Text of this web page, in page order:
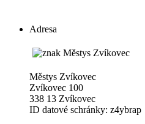
Adresa
Městys Zvíkovec
Zvíkovec 100
338 13 Zvíkovec
ID datové schránky: z4ybrap